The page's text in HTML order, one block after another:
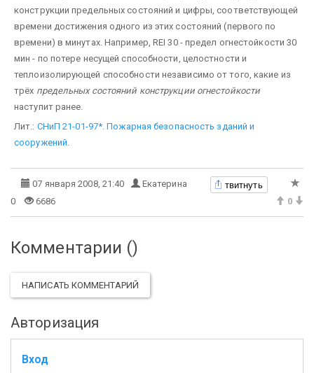
конструкции предельных состояний и цифры, соответствующей
времени достижения одного из этих состояний (первого по
времени) в минутах. Например, REI 30 - предел огнестойкости 30
мин - по потере несущей способности, целостности и
теплоизолирующей способности независимо от того, какие из
трёх предельных состояний конструкции огнестойкости
наступит ранее.
Лит.: СНиП 21-01-97*. Пожарная безопасность зданий и
сооружений.
07 января 2008, 21:40 Екатерина твитнуть
0 6686 0
Комментарии ()
НАПИСАТЬ КОММЕНТАРИЙ
Авторизация
Вход